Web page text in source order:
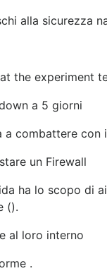
alla sicurezza
the experiment
a 5 giorni
a combattere con
un Firewall
ha lo scopo di
().
al loro interno
.